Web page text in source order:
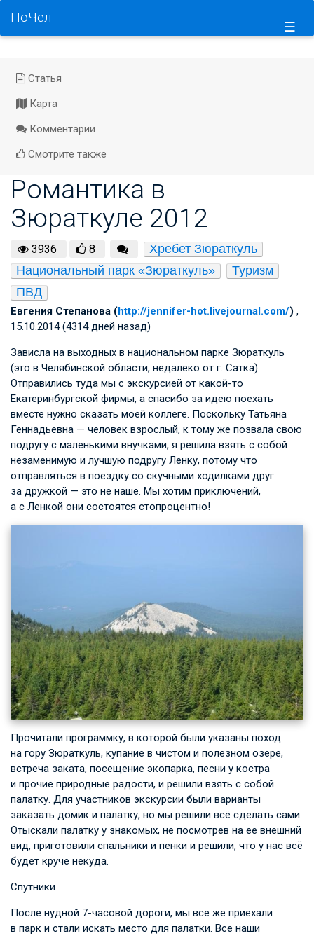
☰
ПоЧел
Статья
Карта
Комментарии
Смотрите также
Романтика в
Зюраткуле 2012
3936 8
Хребет Зюраткуль
Национальный парк «Зюраткуль»
Туризм
ПВД
Евгения Степанова (http://jennifer-hot.livejournal.com/) ,
15.10.2014 (4314 дней назад)
Зависла на выходных в национальном парке Зюраткуль
(это в Челябинской области, недалеко от г. Сатка).
Отправились туда мы с экскурсией от какой-то
Екатеринбургской фирмы, а спасибо за идею поехать
вместе нужно сказать моей коллеге. Поскольку Татьяна
Геннадьевна — человек взрослый, к тому же позвала свою
подругу с маленькими внучками, я решила взять с собой
незаменимую и лучшую подругу Ленку, потому что
отправляться в поездку со скучными ходилками друг
за дружкой — это не наше. Мы хотим приключений,
а с Ленкой они состоятся стопроцентно!
Прочитали программку, в которой были указаны поход
на гору Зюраткуль, купание в чистом и полезном озере,
встреча заката, посещение экопарка, песни у костра
и прочие природные радости, и решили взять с собой
палатку. Для участников экскурсии были варианты
заказать домик и палатку, но мы решили всё сделать сами.
Отыскали палатку у знакомых, не посмотрев на ее внешний
вид, приготовили спальники и пенки и решили, что у нас всё
будет круче некуда.
Спутники
После нудной 7-часовой дороги, мы все же приехали
в парк и стали искать место для палатки. Все наши